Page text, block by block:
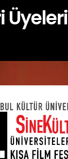
Üyeleri